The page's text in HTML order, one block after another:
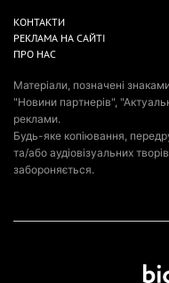
КОНТАКТИ
РЕКЛАМА НА САЙТІ
ПРО НАС
Матеріали, позначені
"Новини партнерів",
реклами.
Будь-яке копіювання,
та/або аудіовізуальних
забороняється.